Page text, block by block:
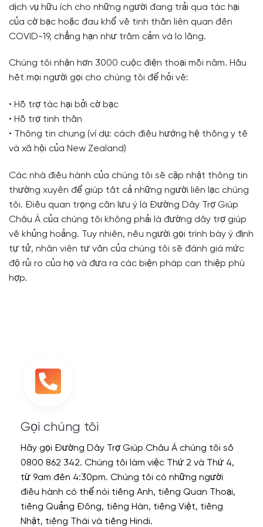
dịch vụ hữu ích cho những người đang trải qua tác hại
của cờ bạc hoặc đau khổ về tinh thần liên quan đến
COVID-19, chẳng hạn như trầm cảm và lo lắng.
Chúng tôi nhận hơn 3000 cuộc điện thoại mỗi năm. Hầu
hết mọi người gọi cho chúng tôi để hỏi về:
• Hỗ trợ tác hại bởi cờ bạc
• Hỗ trợ tinh thần
• Thông tin chung (ví dụ: cách điều hướng hệ thống y tế
và xã hội của New Zealand)
Các nhà điều hành của chúng tôi sẽ cập nhật thông tin
thường xuyên để giúp tất cả những người liên lạc chúng
tôi. Điều quan trọng cần lưu ý là Đường Dây Trợ Giúp
Châu Á của chúng tôi không phải là đường dây trợ giúp
về khủng hoảng. Tuy nhiên, nếu người gọi trình bày ý định
tự tử, nhân viên tư vấn của chúng tôi sẽ đánh giá mức
độ rủi ro của họ và đưa ra các biện pháp can thiệp phù
hợp.
Gọi chúng tôi
Hãy gọi Đường Dây Trợ Giúp Châu Á chúng tôi số
0800 862 342. Chúng tôi làm việc Thứ 2 và Thứ 4,
từ 9am đến 4:30pm. Chúng tôi có những người
điều hành có thể nói tiếng Anh, tiếng Quan Thoại,
tiếng Quảng Đông, tiếng Hàn, tiếng Việt, tiếng
Nhật, tiếng Thái và tiếng Hindi.